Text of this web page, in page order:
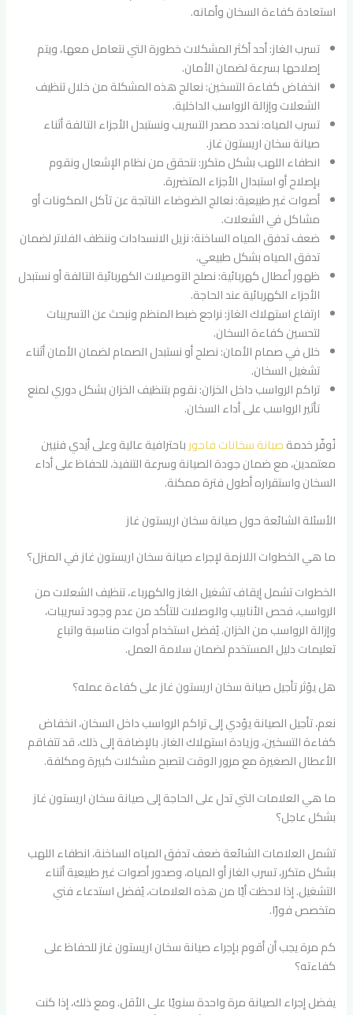
استعادة كفاءة السخان وأمانه.
تسرب الغاز: أحد أكثر المشكلات خطورة التي نتعامل معها، ويتم
إصلاحها بسرعة لضمان الأمان.
انخفاض كفاءة التسخين: نعالج هذه المشكلة من خلال تنظيف
الشعلات وإزالة الرواسب الداخلية.
تسرب المياه: نحدد مصدر التسريب ونستبدل الأجزاء التالفة أثناء
صيانة سخان اريستون غاز.
انطفاء اللهب بشكل متكرر: نتحقق من نظام الإشعال ونقوم
بإصلاح أو استبدال الأجزاء المتضررة.
أصوات غير طبيعية: نعالج الضوضاء الناتجة عن تآكل المكونات أو
مشاكل في الشعلات.
ضعف تدفق المياه الساخنة: نزيل الانسدادات وننظف الفلاتر لضمان
تدفق المياه بشكل طبيعي.
ظهور أعطال كهربائية: نصلح التوصيلات الكهربائية التالفة أو نستبدل
الأجزاء الكهربائية عند الحاجة.
ارتفاع استهلاك الغاز: نراجع ضبط المنظم ونبحث عن التسريبات
لتحسين كفاءة السخان.
خلل في صمام الأمان: نصلح أو نستبدل الصمام لضمان الأمان أثناء
تشغيل السخان.
تراكم الرواسب داخل الخزان: نقوم بتنظيف الخزان بشكل دوري لمنع
تأثير الرواسب على أداء السخان.
نُوفّر خدمةصيانة سخانات فاجورباحترافية عالية وعلى أيدي فنيين
معتمدين، مع ضمان جودة الصيانة وسرعة التنفيذ، للحفاظ على أداء
السخان واستقراره أطول فترة ممكنة.
الأسئلة الشائعة حول صيانة سخان اريستون غاز
ما هي الخطوات اللازمة لإجراء صيانة سخان اريستون غاز في المنزل؟
الخطوات تشمل إيقاف تشغيل الغاز والكهرباء، تنظيف الشعلات من
الرواسب، فحص الأنابيب والوصلات للتأكد من عدم وجود تسريبات،
وإزالة الرواسب من الخزان. يُفضل استخدام أدوات مناسبة واتباع
تعليمات دليل المستخدم لضمان سلامة العمل.
هل يؤثر تأجيل صيانة سخان اريستون غاز على كفاءة عمله؟
نعم، تأجيل الصيانة يؤدي إلى تراكم الرواسب داخل السخان، انخفاض
كفاءة التسخين، وزيادة استهلاك الغاز. بالإضافة إلى ذلك، قد تتفاقم
الأعطال الصغيرة مع مرور الوقت لتصبح مشكلات كبيرة ومكلفة.
ما هي العلامات التي تدل على الحاجة إلى صيانة سخان اريستون غاز
بشكل عاجل؟
تشمل العلامات الشائعة ضعف تدفق المياه الساخنة، انطفاء اللهب
بشكل متكرر، تسرب الغاز أو المياه، وصدور أصوات غير طبيعية أثناء
التشغيل. إذا لاحظت أيًا من هذه العلامات، يُفضل استدعاء فني
متخصص فورًا.
كم مرة يجب أن أقوم بإجراء صيانة سخان اريستون غاز للحفاظ على
كفاءته؟
يفضل إجراء الصيانة مرة واحدة سنويًا على الأقل. ومع ذلك، إذا كنت